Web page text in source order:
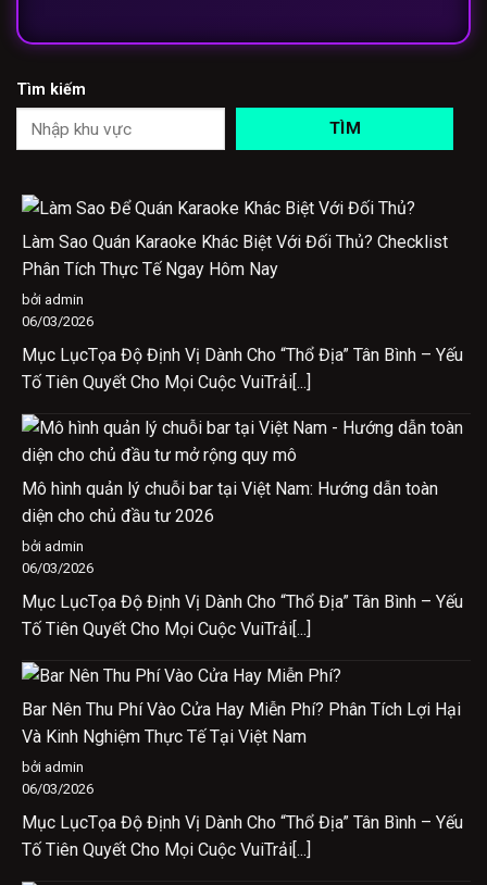
Tìm kiếm
TÌM
Làm Sao Quán Karaoke Khác Biệt Với Đối Thủ? Checklist
Phân Tích Thực Tế Ngay Hôm Nay
bởi admin
06/03/2026
Mục LụcTọa Độ Định Vị Dành Cho “Thổ Địa” Tân Bình – Yếu
Tố Tiên Quyết Cho Mọi Cuộc VuiTrải[...]
Mô hình quản lý chuỗi bar tại Việt Nam: Hướng dẫn toàn
diện cho chủ đầu tư 2026
bởi admin
06/03/2026
Mục LụcTọa Độ Định Vị Dành Cho “Thổ Địa” Tân Bình – Yếu
Tố Tiên Quyết Cho Mọi Cuộc VuiTrải[...]
Bar Nên Thu Phí Vào Cửa Hay Miễn Phí? Phân Tích Lợi Hại
Và Kinh Nghiệm Thực Tế Tại Việt Nam
bởi admin
06/03/2026
Mục LụcTọa Độ Định Vị Dành Cho “Thổ Địa” Tân Bình – Yếu
Tố Tiên Quyết Cho Mọi Cuộc VuiTrải[...]